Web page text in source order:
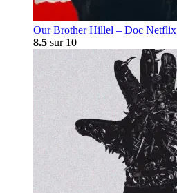
Our Brother Hillel – Doc Netflix
8.5 sur 10